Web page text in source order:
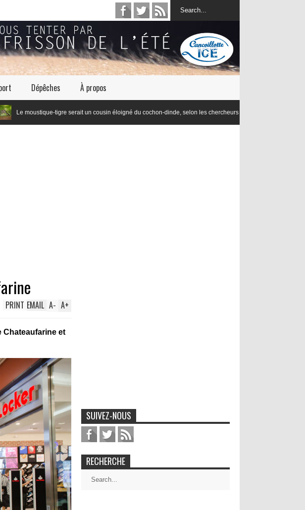
Dépêches À propos
tigre serait un cousin éloigné du cochon-dinde, selon les chercheurs en lexicologie de l’Université de Dijon
A+
A-
EMAIL
PRINT
Chateaufarine et
SUIVEZ-NOUS
RECHERCHE